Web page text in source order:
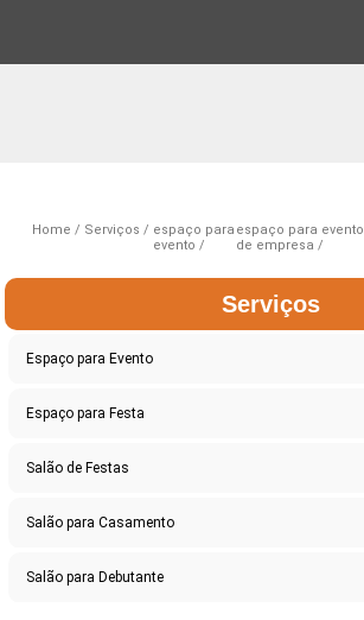
Home Serviços
espaço para
evento
espaço para evento
de empresa
Serviços
Espaço para Evento
Espaço para Festa
Salão de Festas
Salão para Casamento
Salão para Debutante